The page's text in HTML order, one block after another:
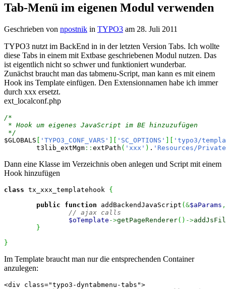
Tab-Menü im eigenen Modul verwenden
Geschrieben von npostnik in TYPO3 am 28. Juli 2011
TYPO3 nutzt im BackEnd in in der letzten Version Tabs. Ich wollte
diese Tabs in einem mit Extbase geschriebenen Modul nutzen. Das
ist eigentlich nicht so schwer und funktioniert wunderbar.
Zunächst braucht man das tabmenu-Script, man kann es mit einem
Hook ins Template einfügen. Den Extensionnamen habe ich immer
durch xxx ersetzt.
ext_localconf.php
/*
* Hook um eigenes JavaScript im BE hinzuzufügen
*/
$GLOBALS
'TYPO3_CONF_VARS' 'SC_OPTIONS'
'typo3/
	t3lib_extMgm
:: extPath ( 'xxx' ) . 'Resources/
Dann eine Klasse im Verzeichnis oben anlegen und Script mit einem
Hook hinzufügen
class tx_xxx_templatehook {
public
function addBackendJavaScript ( &$aParams ,
// ajax calls
$oTemplate ->getPageRenderer( ) ->
}
}
Im Template braucht man nur die entsprechenden Container
anzulegen:
<div class="typo3-dyntabmenu-tabs">